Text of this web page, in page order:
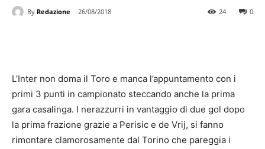
By Redazione 26/08/2018 0
24
L’Inter non doma il Toro e manca l’appuntamento con i
primi 3 punti in campionato steccando anche la prima
gara casalinga. I nerazzurri in vantaggio di due gol dopo
la prima frazione grazie a Perisic e de Vrij, si fanno
rimontare clamorosamente dal Torino che pareggia i